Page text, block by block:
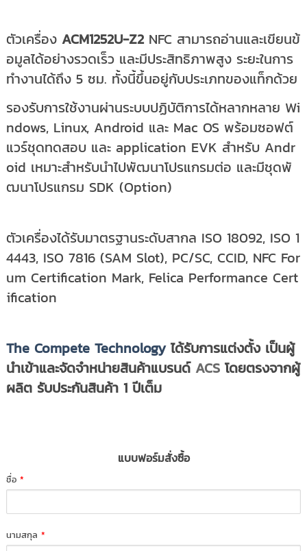
ตัวเครื่อง ACM1252U-Z2 NFC สามารถอ่านและเขียนข้
อมูลได้อย่างรวดเร็ว และมีประสิทธิภาพสูง ระยะในการ
ทำงานได้ถึง 5 ซม. ทั้งนี้ขึ้นอยู่กับประเภทของแท็กด้วย
รองรับการใช้งานผ่านระบบปฏิบัติการได้หลากหลาย Wi
ndows, Linux, Android และ Mac OS พร้อมซอฟต์
แวร์ชุดทดสอบ และ application EVK สำหรับ Andr
oid เหมาะสำหรับนำไปพัฒนาโปรแกรมต่อ และมีชุดพั
ฒนาโปรแกรม SDK (Option)
ตัวเครื่องได้รับมาตรฐานระดับสากล ISO 18092, ISO 1
4443, ISO 7816 (SAM Slot), PC/SC, CCID, NFC For
um Certification Mark, Felica Performance Cert
ification
The Compete Technologyได้รับการแต่งตั้ง เป็นผู้
นำเข้าและจัดจำหน่ายสินค้าแบรนด์ ACS โดยตรงจากผู้
ผลิต รับประกันสินค้า 1 ปีเต็ม
แบบฟอร์มสั่งซื้อ
ชื่อ*
นามสกุล*